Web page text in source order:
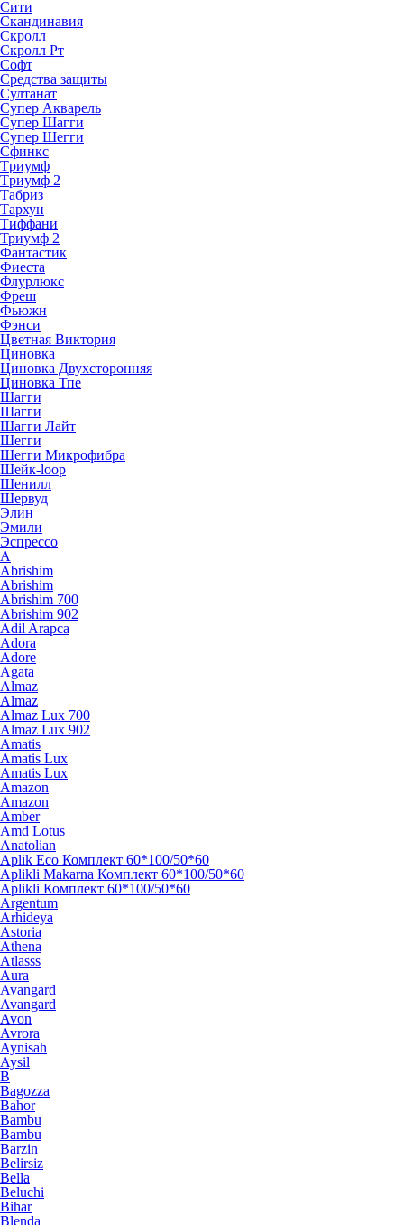
Сити
Скандинавия
Скролл
Скролл Рт
Софт
Средства защиты
Султанат
Супер Акварель
Супер Шагги
Супер Шегги
Сфинкс
Тpиумф
Тpиумф 2
Табриз
Тархун
Тиффани
Триумф 2
Фантастик
Фиеста
Флурлюкс
Фреш
Фьюжн
Фэнси
Цветная Виктория
Циновка
Циновка Двухсторонняя
Циновка Тпе
Шaгги
Шагги
Шагги Лайт
Шегги
Шегги Микрофибра
Шейк-loop
Шенилл
Шервуд
Элин
Эмили
Эспрессо
A
Abrishim
Abrishim
Abrishim 700
Abrishim 902
Adil Arapca
Adora
Adore
Agata
Almaz
Almaz
Almaz Lux 700
Almaz Lux 902
Amatis
Amatis Lux
Amatis Lux
Amazon
Amazon
Amber
Amd Lotus
Anatolian
Aplik Eco Комплект 60*100/50*60
Aplikli Makarna Комплект 60*100/50*60
Aplikli Комплект 60*100/50*60
Argentum
Arhideya
Astoria
Athena
Atlasss
Aura
Avangard
Avangard
Avon
Avrora
Aynisah
Aysil
B
Bagozza
Bahor
Bambu
Bambu
Barzin
Belirsiz
Bella
Beluchi
Bihar
Blenda